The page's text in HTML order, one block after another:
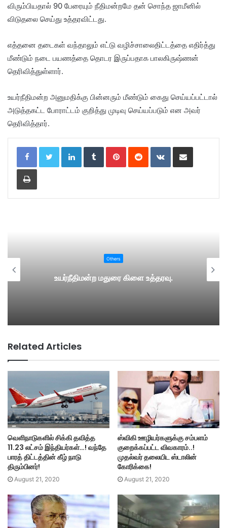
விரும்பியதால் 90 பேரையும் நீதிமன்றமே தன் சொந்த ஜாமீனில்
விடுதலை செய்து உத்தரவிட்டது.
எத்தனை தடைகள் வந்தாலும் எட்டு வழிச்சாலைதிட்டத்தை எதிர்த்து
மீண்டும் நடை பயணத்தை தொடர இருப்பதாக பாலகிருஷ்ணன்
தெரிவித்துள்ளார்.
உயர்நீதிமன்ற அனுமதிக்கு பின்னரும் மீண்டும் கைது செய்யப்பட்டால்
அடுத்தகட்ட போராட்டம் குறித்து முடிவு செய்யப்படும் என அவர்
தெரிவித்தார்.
LinkedIn Tumblr Pinterest Reddit VKontakte
Print
Others
உயர்நீதிமன்ற மதுரை கிளை உத்தரவு.
Related Articles
வெளிநாடுகளில் சிக்கி தவித்த
11.23 லட்சம் இந்தியர்கள்…! வந்தே
பாரத் திட்டத்தின் கீழ் நாடு
திரும்பினர்!
August 21, 2020
ஸ்விகி ஊழியர்களுக்கு சம்பளம்
குறைக்கப்பட்ட விவகாரம்..!
முதல்வர் தலையிட ஸ்டாலின்
கோரிக்கை!
August 21, 2020